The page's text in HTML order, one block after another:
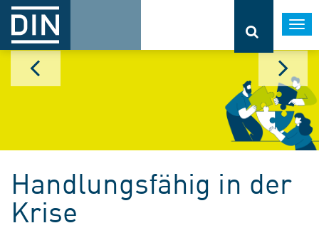
Handlungsfähig in der
Krise